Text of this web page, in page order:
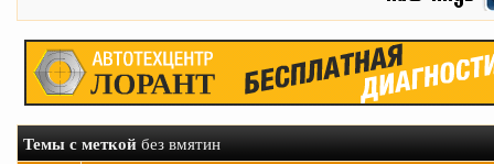
Темы с меткойбез вмятин